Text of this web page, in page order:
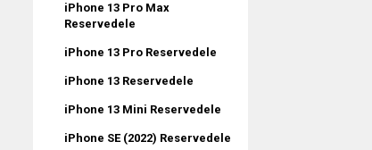
iPhone 13 Pro Max
Reservedele
iPhone 13 Pro Reservedele
iPhone 13 Reservedele
iPhone 13 Mini Reservedele
iPhone SE (2022) Reservedele